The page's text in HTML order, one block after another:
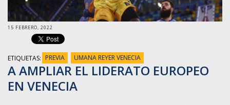
15 FEBRERO, 2022
ETIQUETAS: PREVIA UMANA REYER VENECIA
A AMPLIAR EL LIDERATO EUROPEO
EN VENECIA